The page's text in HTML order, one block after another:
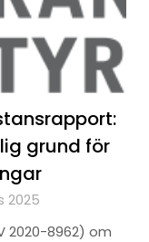
grund för
2025
2020-8962) om